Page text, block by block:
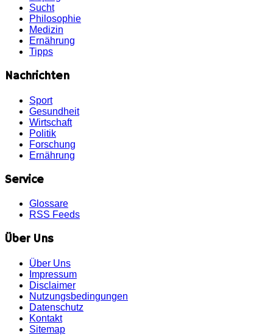
Sucht
Philosophie
Medizin
Ernährung
Tipps
Nachrichten
Sport
Gesundheit
Wirtschaft
Politik
Forschung
Ernährung
Service
Glossare
RSS Feeds
Über Uns
Über Uns
Impressum
Disclaimer
Nutzungsbedingungen
Datenschutz
Kontakt
Sitemap